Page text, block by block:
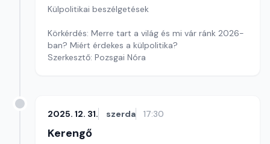
Külpolitikai beszélgetések
Körkérdés: Merre tart a világ és mi vár ránk 2026-
ban? Miért érdekes a külpolitika?
Szerkesztő: Pozsgai Nóra
2025. 12. 31. szerda 17:30
Kerengő